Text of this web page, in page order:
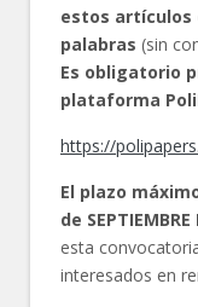
estos artículos
palabras (sin
Es obligatorio
plataforma
https://
El plazo
de SEPTIEMBRE
esta
interesados en